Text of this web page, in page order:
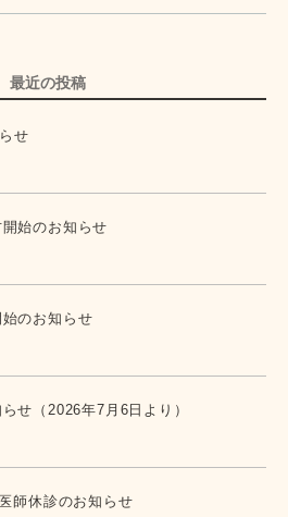
最近の投稿
せ
開始のお知らせ
始のお知らせ
せ（2026年7月6日より）
師休診のお知らせ